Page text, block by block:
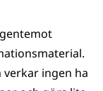
ingen ha